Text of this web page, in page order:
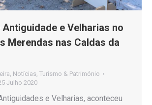
e Velharias no
Merendas nas Caldas da
, Notícias, Turismo & Património
Julho 2020
e Velharias, aconteceu